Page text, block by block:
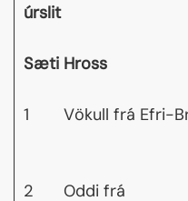
úrslit
Sæti Hross
1 Vökull frá Efri-
2
Oddi frá